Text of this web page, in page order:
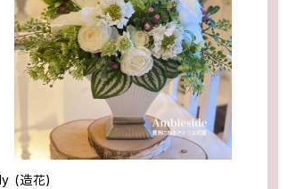
(造花)